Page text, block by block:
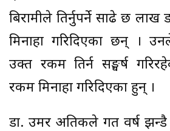
बिरामीले तिर्नुपर्ने साढे छ
मिनाहा गरिदिएका छन् ।
उक्त रकम तिर्न सङ्घर्ष
रकम मिनाहा गरिदिएका हुन् ।
डा. उमर अतिकले गत वर्ष झन्डै